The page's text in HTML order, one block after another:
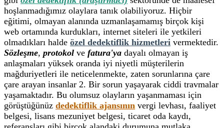
hoşlanmadığımız olaylara tanık olabiliyoruz. Hiçbir
eğitimi, olmayan alanında uzmanlaşamamış birçok kişi
web ortamında kurdukları, internet siteleri ile yetkileri
olmadıkları halde özel dedektiflik hizmetleri vermektedir.
Sözleşme, protokol ve fatura'ya dayalı olmayan iş
anlaşmaları yüksek oranda iyi niyetli müşterilerin
mağduriyetleri ile neticelenmekte, zaten sorunlarına çare
çare arayan insanlar 2. Bir sorun yaşayarak ciddi travmalar
yaşamaktadır. Bu olumsuz olayların yaşanmaması için
görüştüğünüz dedektiflik ajansının vergi levhası, faaliyet
belgesi, lisans mezuniyet belgesi, ticaret oda kaydı,